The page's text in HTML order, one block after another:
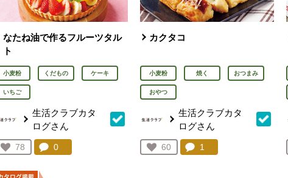
なたね油で作るフルーツタル
ト
小麦粉 くだもの ケーキ
いちご
生活クラブカタ
ログさん
お気に入り登録：
78
人が登録
コメント：
0
カクタコ
小麦粉 焼く おつまみ
おやつ
生活クラブカタ
ログさん
お気に入り登録：
60
人が登録
コメント：
1